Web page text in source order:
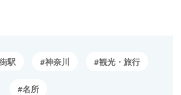
駅 神奈川 観光・旅行
名所